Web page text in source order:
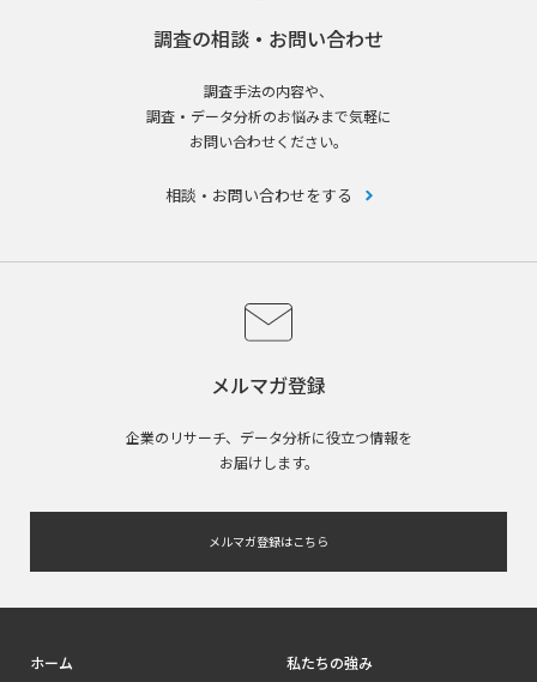
調査の相談・お問い合わせ
調査手法の内容や、
調査・データ分析のお悩みまで気軽に
お問い合わせください。
相談・お問い合わせをする
メルマガ登録
企業のリサーチ、データ分析に役立つ情報を
お届けします。
メルマガ登録はこちら
ホーム 私たちの強み